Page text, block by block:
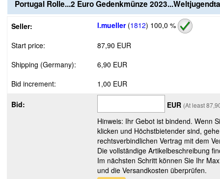
Portugal Rolle...2 Euro Gedenkmünze
Seller: l.mueller(1812) 100,0 %
Start price:
87,90 EUR
Shipping (Germany):
6,90 EUR
Bid increment:
1,00 EUR
Bid: EUR (At least
Hinweis: Ihr Gebot ist bindend. Wenn
klicken und Höchstbietender sind,
rechtsverbindlichen Vertrag mit dem
Die vollständige Artikelbeschreibung
Im nächsten Schritt können Sie Ihr
und die Versandkosten überprüfen.